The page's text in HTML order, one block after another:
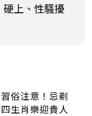
上、性騷擾
俗注意！忌剃
生肖樂迎貴人